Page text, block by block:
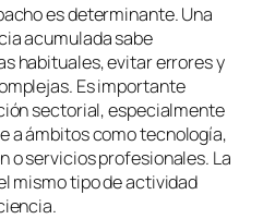
es determinante. Una
acumulada sabe
habituales, evitar errores y
Es importante
sectorial, especialmente
a ámbitos como tecnología,
o servicios profesionales. La
mismo tipo de actividad